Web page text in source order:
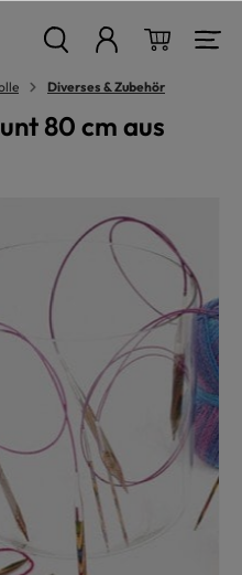
Diverses & Zubehör
80 cm aus